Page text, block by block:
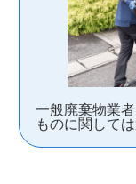
一般廃棄物業
ものに関して